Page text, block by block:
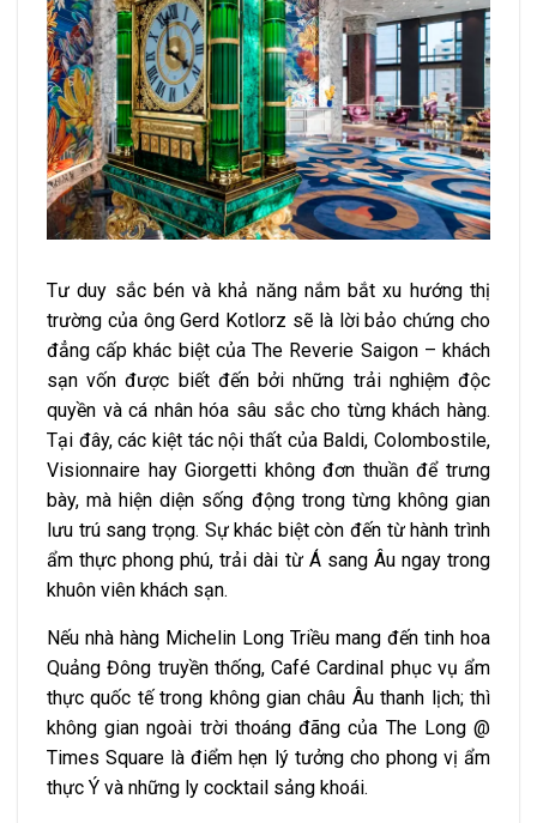
Tư duy sắc bén và khả năng nắm bắt xu hướng thị
trường của ông Gerd Kotlorz sẽ là lời bảo chứng cho
đẳng cấp khác biệt của The Reverie Saigon – khách
sạn vốn được biết đến bởi những trải nghiệm độc
quyền và cá nhân hóa sâu sắc cho từng khách hàng.
Tại đây, các kiệt tác nội thất của Baldi, Colombostile,
Visionnaire hay Giorgetti không đơn thuần để trưng
bày, mà hiện diện sống động trong từng không gian
lưu trú sang trọng. Sự khác biệt còn đến từ hành trình
ẩm thực phong phú, trải dài từ Á sang Âu ngay trong
khuôn viên khách sạn.
Nếu nhà hàng Michelin Long Triều mang đến tinh hoa
Quảng Đông truyền thống, Café Cardinal phục vụ ẩm
thực quốc tế trong không gian châu Âu thanh lịch; thì
không gian ngoài trời thoáng đãng của The Long @
Times Square là điểm hẹn lý tưởng cho phong vị ẩm
thực Ý và những ly cocktail sảng khoái.